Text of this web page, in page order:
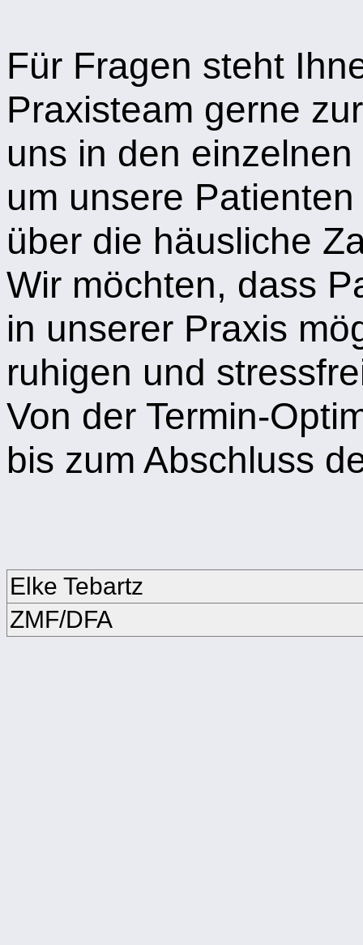
Für Fragen steht
Praxisteam gerne
uns in den
um unsere
über die häusliche
Wir möchten, dass
in unserer Praxis
ruhigen und
Von der Termin-
bis zum Abschluss
Elke Tebartz
ZMF/DFA